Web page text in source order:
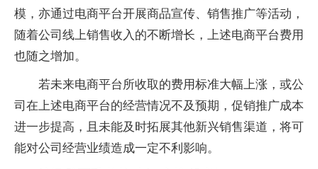
模，亦通过电商平台开展商品宣传、销售推广等活动，
随着公司线上销售收入的不断增长，上述电商平台费用
也随之增加。
若未来电商平台所收取的费用标准大幅上涨，或公
司在上述电商平台的经营情况不及预期，促销推广成本
进一步提高，且未能及时拓展其他新兴销售渠道，将可
能对公司经营业绩造成一定不利影响。